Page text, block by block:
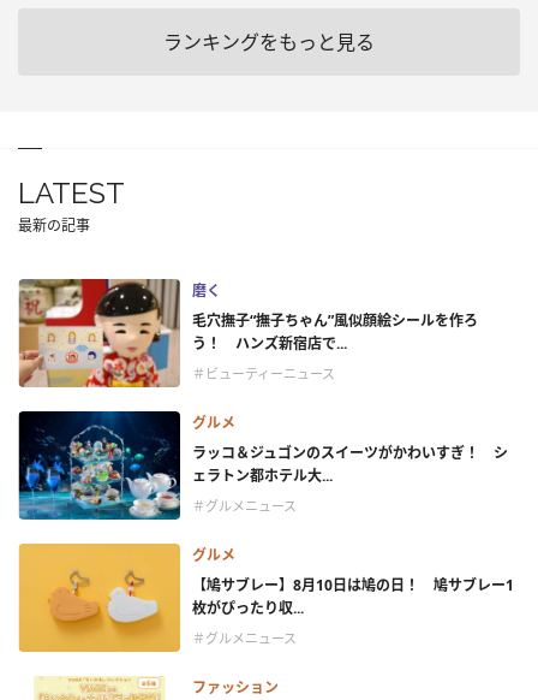
ランキングをもっと見る
LATEST
最新の記事
磨く
毛穴撫子“撫子ちゃん”風似顔絵シールを作ろ
う！ ハンズ新宿店で...
＃ビューティーニュース
グルメ
ラッコ＆ジュゴンのスイーツがかわいすぎ！ シ
ェラトン都ホテル大...
＃グルメニュース
グルメ
【鳩サブレー】8月10日は鳩の日！ 鳩サブレー1
枚がぴったり収...
＃グルメニュース
ファッション